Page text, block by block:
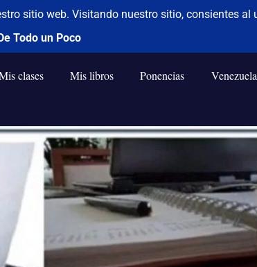
clases Mis libros Ponencias Venezuela